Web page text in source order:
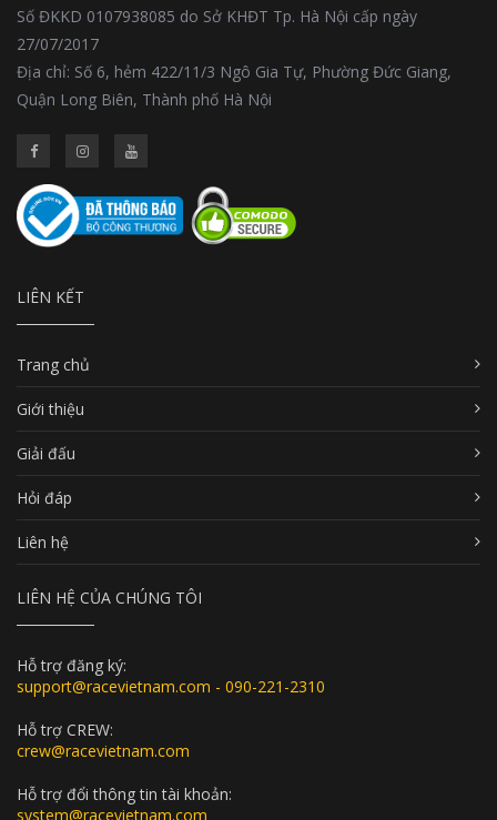
Số ĐKKD 0107938085 do Sở KHĐT Tp. Hà Nội cấp ngày
27/07/2017
Địa chỉ: Số 6, hẻm 422/11/3 Ngô Gia Tự, Phường Đức Giang,
Quận Long Biên, Thành phố Hà Nội
LIÊN KẾT
Trang chủ
Giới thiệu
Giải đấu
Hỏi đáp
Liên hệ
LIÊN HỆ CỦA CHÚNG TÔI
Hỗ trợ đăng ký:
support@racevietnam.com - 090-221-2310
Hỗ trợ CREW:
crew@racevietnam.com
Hỗ trợ đổi thông tin tài khoản:
system@racevietnam.com